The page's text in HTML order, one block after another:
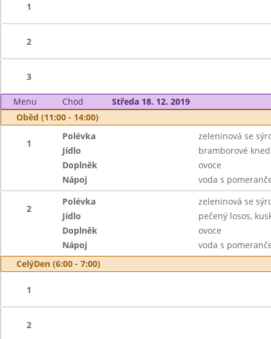
1
2
3
Menu Chod
Středa 18. 12. 2019
Oběd (11:00 - 14:00)
1
Polévka
zeleninová se
Jídlo
bramborové
Doplněk
ovoce
Nápoj
voda s
2
Polévka
zeleninová se
Jídlo
pečený losos,
Doplněk
ovoce
Nápoj
voda s
CelýDen (6:00 - 7:00)
1
2